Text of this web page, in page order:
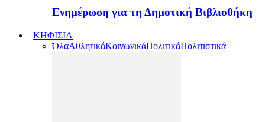
Ενημέρωση για τη Δημοτική Βιβλιοθήκη
ΚΗΦΙΣΙΑ
ΌλαΑθλητικάΚοινωνικάΠολιτικάΠολιτιστικά